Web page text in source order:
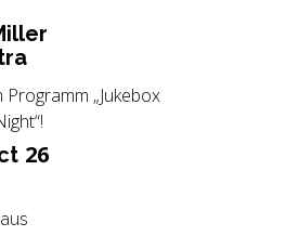
26
Programm „Jukebox